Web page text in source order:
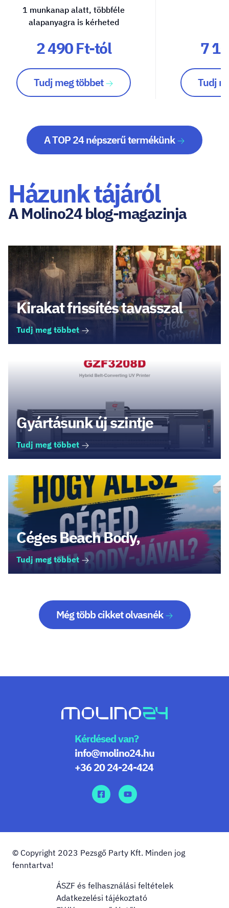
1 munkanap alatt, többféle
alapanyagra is kérheted
2 490 Ft-tól
Tudj meg többet
7
Tudj
A TOP 24 népszerű termékünk
Házunk tájáról
A Molino24 blog-magazinja
Kirakat frissítés tavasszal
Tudj meg többet
Gyártásunk új szintje
Tudj meg többet
Céges Beach Body,
Tudj meg többet
Még több cikket olvasnék
Kérdésed van?
info@molino24.hu
+36 20 24-24-424
© Copyright 2023 Pezsgő Party Kft. Minden jog
fenntartva!
ÁSZF és felhasználási feltételek
Adatkezelési tájékoztató